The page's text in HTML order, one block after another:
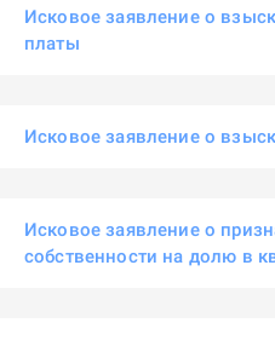
Исковое заявление о
платы
Исковое заявление о
Исковое заявление о
собственности на долю в